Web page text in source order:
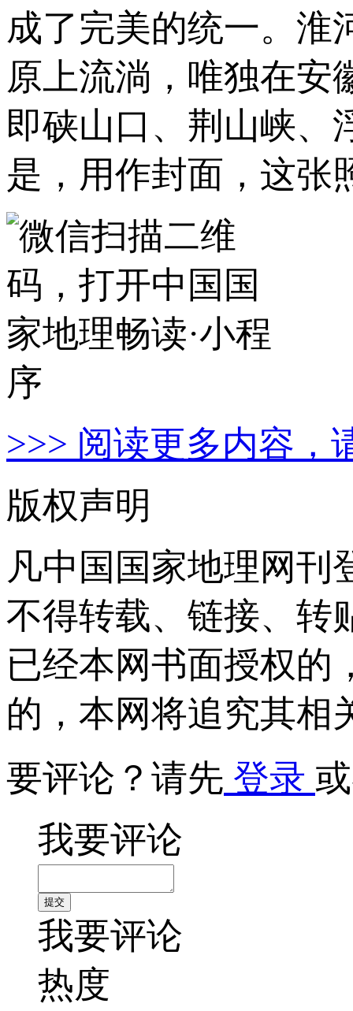
成了完美的统一。淮
原上流淌，唯独在安
即硖山口、荆山峡、
是，用作封面，这张
>>> 阅读更多内容，
版权声明
凡中国国家地理网刊
不得转载、链接、转
已经本网书面授权的
的，本网将追究其相
要评论？请先 登录
我要评论
我要评论
热度